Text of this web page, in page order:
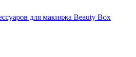
для макияжа Beauty Box